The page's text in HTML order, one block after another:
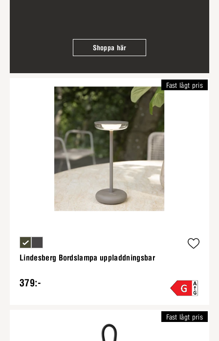
Shoppa här
Lindesberg Bordslampa uppladdningsbar
379:-
Fast lågt pris
Fast lågt pris